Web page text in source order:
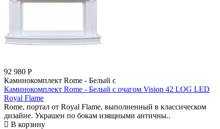
92 980 Р
Каминокомплект Rome - Белый с
Каминокомплект Rome - Белый с очагом Vision 42 LOG LED
Royal Flame
Rome, портал от Royal Flame, выполненный в классическом
дизайне. Украшен по бокам изящными античны..
В корзину